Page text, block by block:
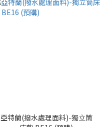
亞特蘭(撥水處理面料)-獨立筒